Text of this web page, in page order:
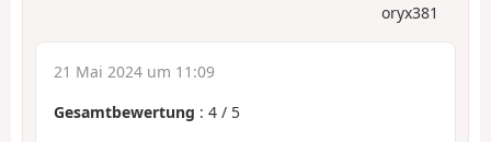
oryx381
21 Mai 2024 um 11:09
Gesamtbewertung : 4 / 5